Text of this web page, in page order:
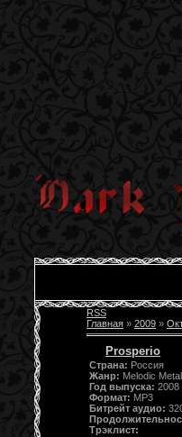
RSS
Главная » 2009 »
Prosperio
Страна: Россия
Жанр: Melodic
Год выпуска: 2008
Формат: MP3
Битрейт аудио:
Трэклист: